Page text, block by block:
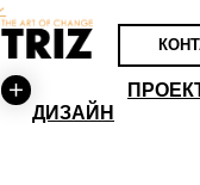
ДИЗАЙН